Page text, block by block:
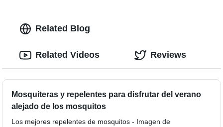
Related Blog
Mosquiteras y repelentes para disfrutar del verano
alejado de los mosquitos
Los mejores repelentes de mosquitos - Imagen de
Related Videos Reviews